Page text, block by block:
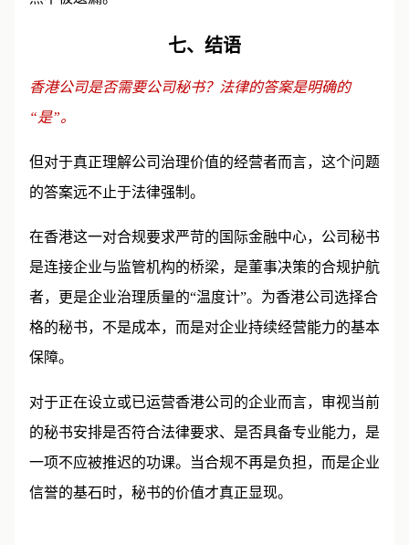
七、结语
香港公司是否需要公司秘书？法律的答案是明确的
“是”。
但对于真正理解公司治理价值的经营者而言，这个问题
的答案远不止于法律强制。
在香港这一对合规要求严苛的国际金融中心，公司秘书
是连接企业与监管机构的桥梁，是董事决策的合规护航
者，更是企业治理质量的“温度计”。为香港公司选择合
格的秘书，不是成本，而是对企业持续经营能力的基本
保障。
对于正在设立或已运营香港公司的企业而言，审视当前
的秘书安排是否符合法律要求、是否具备专业能力，是
一项不应被推迟的功课。当合规不再是负担，而是企业
信誉的基石时，秘书的价值才真正显现。